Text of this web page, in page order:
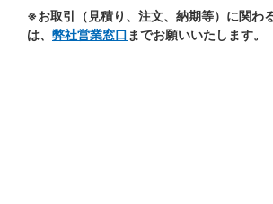
※お取引（見積り、注文、納期等）に関わ
は、 弊社営業窓口 までお願いいたします。